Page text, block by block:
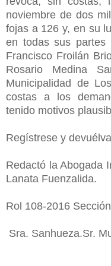
noviembre de dos
fojas a 126 y, en su
en todas sus partes
Francisco Froilán
Rosario Medina
Municipalidad de
costas a los
tenido motivos
Regístrese y
Redactó la Abogada
Lanata Fuenzalida.
Rol 108-2016
Sra. Sanhueza.Sr.